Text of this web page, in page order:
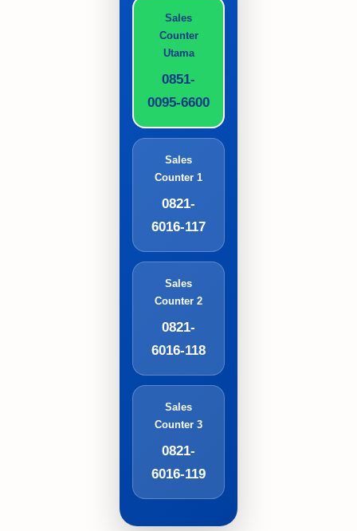
Sales
Counter
Utama
0851-
0095-6600
Sales
Counter 1
0821-
6016-117
Sales
Counter 2
0821-
6016-118
Sales
Counter 3
0821-
6016-119